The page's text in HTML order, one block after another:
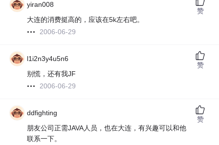
yiran008
大连的消费挺高的，应该在5k左右吧。
2006-06-29
赞
l1i2n3y4u5n6
别慌，还有我JF
2006-06-29
赞
ddfighting
朋友公司正需JAVA人员，也在大连，有兴趣可以和他
联系一下。
赞